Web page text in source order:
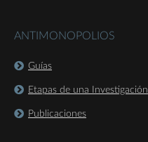
ANTIMONOPOLIOS
Guías
Etapas de una Investigación
Publicaciones